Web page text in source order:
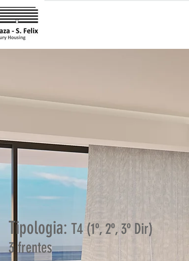
Tipologia: T4 (1º, 2º, 3º Dir)
3 frentes